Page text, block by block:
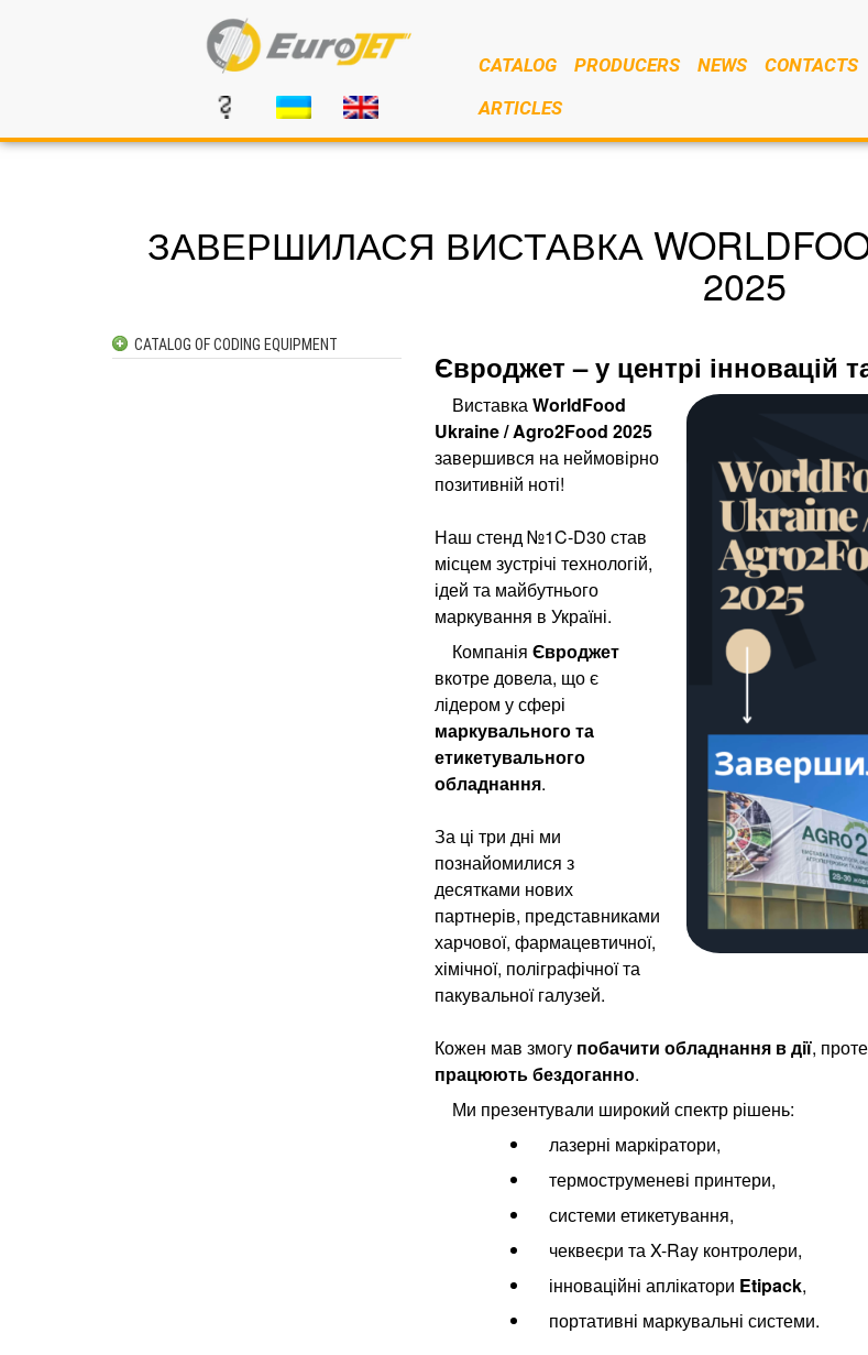
CATALOG PRODUCERS NEWS CONTACTS
ARTICLES
ЗАВЕРШИЛАСЯ ВИСТАВКА
2025
CATALOG OF CODING EQUIPMENT
Євроджет – у центрі інновацій
Виставка WorldFood
Ukraine / Agro2Food 2025
завершився на неймовірно
позитивній ноті!
Наш стенд №1C-D30 став
місцем зустрічі технологій,
ідей та майбутнього
маркування в Україні.
Компанія Євроджет
вкотре довела, що є
лідером у сфері
маркувального та
етикетувального
обладнання.
За ці три дні ми
познайомилися з
десятками нових
партнерів, представниками
харчової, фармацевтичної,
хімічної, поліграфічної та
пакувальної галузей.
Кожен мав змогу побачити обладнання в дії,
працюють бездоганно.
Ми презентували широкий спектр рішень:
лазерні маркіратори,
термоструменеві принтери,
системи етикетування,
чеквеєри та X-Ray контролери,
інноваційні аплікатори Etipack,
портативні маркувальні системи.